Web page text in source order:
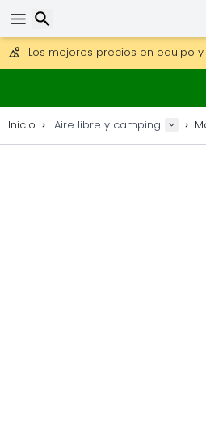
Envío DHL 1 día disponible.
30 días para devoluciones, 90
Los mejores precios en equipo
Inicio Aire libre y camping